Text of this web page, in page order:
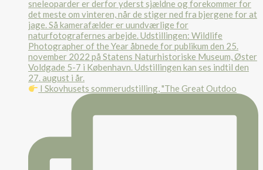
I Skovhusets sommerudstilling, "The Great Outdoo